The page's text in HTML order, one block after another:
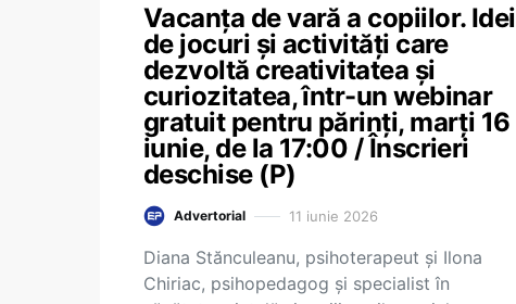
Vacanța de vară a copiilor. Idei
de jocuri și activități care
dezvoltă creativitatea și
curiozitatea, într-un webinar
gratuit pentru părinți, marți 16
iunie, de la 17:00 / Înscrieri
deschise (P)
Advertorial 11 iunie 2026
Diana Stănculeanu, psihoterapeut și Ilona
Chiriac, psihopedagog și specialist în